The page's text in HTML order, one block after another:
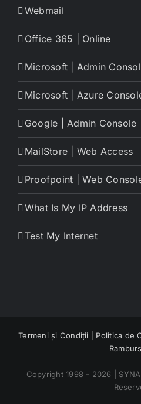
Webmail
Office 365 | Online
Microsoft | Admin
Microsoft | Azure
Google | Admin Console
MailStore | Web Access
Proofpoint | Web
What Is My IP Address
Test My Internet
Termeni și Condiții Politica de
Copyright 1998 - 2026 |